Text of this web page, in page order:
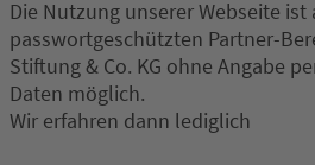
Die Nutzung unserer Webseite
passwortgeschützten Partner-
Stiftung & Co. KG ohne Angabe
Daten möglich.
Wir erfahren dann lediglich